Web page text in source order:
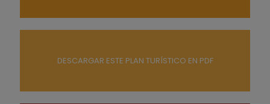
DESCARGAR ESTE PLAN TURÍSTICO EN PDF